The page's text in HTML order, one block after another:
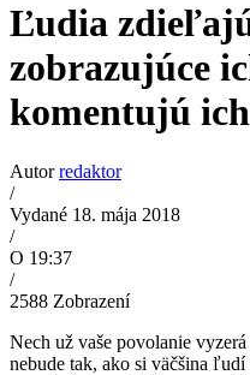
Ľudia
zobrazujúce
komentujú ich
Autorredaktor
/
Vydané 18. mája 2018
/
O 19:37
/
2588 Zobrazení
Nech už vaše povolanie
nebude tak, ako si väčšina